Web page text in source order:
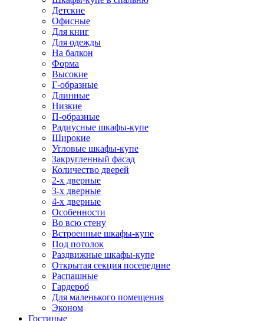
Детские
Офисные
Для книг
Для одежды
На балкон
Форма
Высокие
Г-образные
Длинные
Низкие
П-образные
Радиусные шкафы-купе
Широкие
Угловые шкафы-купе
Закругленный фасад
Количество дверей
2-х дверные
3-х дверные
4-х дверные
Особенности
Во всю стену
Встроенные шкафы-купе
Под потолок
Раздвижные шкафы-купе
Открытая секция посередине
Распашные
Гардероб
Для маленького помещения
Эконом
Гостиные